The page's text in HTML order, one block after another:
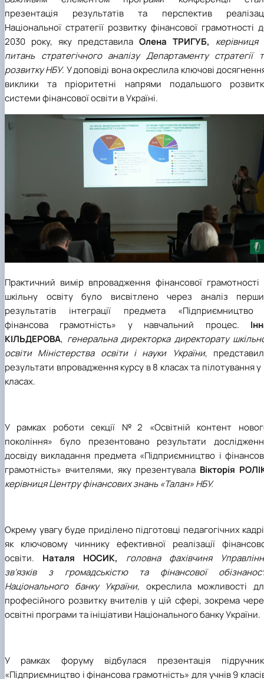
презентація результатів та перспектив
Національної стратегії розвитку фінансової грамотності
2030 року, яку представила Олена ТРИГУБ,
керівниця
питань стратегічного аналізу Департаменту стратегії
розвитку НБУ. У доповіді вона окреслила ключові
виклики та пріоритетні напрями подальшого
системи фінансової освіти в Україні.
Практичний вимір впровадження фінансової грамотності
шкільну освіту було висвітлено через аналіз
результатів інтеграції предмета «Підприємництво
фінансова грамотність» у навчальний процес.
КІЛЬДЕРОВА, генеральна директорка директорату
освіти Міністерства освіти і науки України,
результати впровадження курсу в 8 класах та пілотування у
класах.
У рамках роботи секції №2 «Освітній контент
покоління» було презентовано результати
досвіду викладання предмета «Підприємництво і
грамотність» вчителями, яку презентувала Вікторія
керівниця Центру фінансових знань «Талан» НБУ.
Окрему увагу буде приділено підготовці педагогічних
як ключовому чиннику ефективної реалізації
освіти. Наталя НОСИК,
головна фахівчиня
зв’язків з громадськістю та фінансової
Національного банку України, окреслила можливості
професійного розвитку вчителів у цій сфері, зокрема
освітні програми та ініціативи Національного банку України.
У рамках форуму відбулася презентація
«Підприємництво і фінансова грамотність» для учнів 9